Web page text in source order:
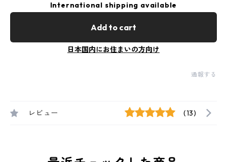
International shipping available
Add to cart
日本国内にお住まいの方向け
通報する
レビュー (13)